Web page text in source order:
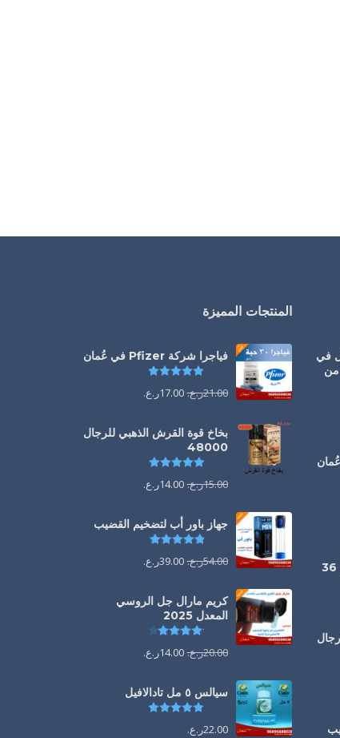
جيل 100 مل في
من
الحل الفوري لانتصاب يدوم 36
المنتجات المميزة
فياجرا شركة Pfizer في عُمان
21.00ر.ع. 17.00ر.ع.
بخاخ قوة القرش الذهبي للرجال
48000
تم التقييم
15.00ر.ع. 14.00ر.ع.
جهاز باور أب لتضخيم القضيب
تم التقييم
54.00ر.ع. 39.00ر.ع.
كريم مارال جل الروسي
المعدل 2025
تم التقييم
20.00ر.ع. 14.00ر.ع.
سيالس ٥ مل تادالافيل
22.00ر.ع.